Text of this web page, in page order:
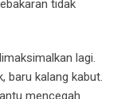
tidak
lagi.
baru kalang kabut.
mencegah